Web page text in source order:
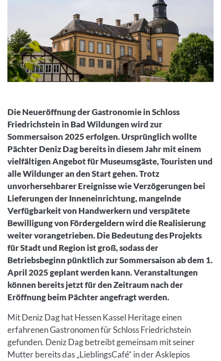
Die Neueröffnung der Gastronomie in Schloss
Friedrichstein in Bad Wildungen wird zur
Sommersaison 2025 erfolgen. Ursprünglich wollte
Pächter Deniz Dag bereits in diesem Jahr mit einem
vielfältigen Angebot für Museumsgäste, Touristen und
alle Wildunger an den Start gehen. Trotz
unvorhersehbarer Ereignisse wie Verzögerungen bei
Lieferungen der Inneneinrichtung, mangelnde
Verfügbarkeit von Handwerkern und verspätete
Bewilligung von Fördergeldern wird die Realisierung
weiter vorangetrieben. Die Bedeutung des Projekts
für Stadt und Region ist groß, sodass der
Betriebsbeginn pünktlich zur Sommersaison ab dem 1.
April 2025 geplant werden kann. Veranstaltungen
können bereits jetzt für den Zeitraum nach der
Eröffnung beim Pächter angefragt werden.
Mit Deniz Dag hat Hessen Kassel Heritage einen
erfahrenen Gastronomen für Schloss Friedrichstein
gefunden. Deniz Dag betreibt gemeinsam mit seiner
Mutter bereits das „LieblingsCafé“ in der Asklepios